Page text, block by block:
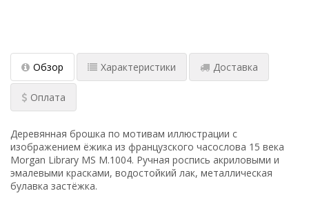
Обзор Характеристики Доставка
Оплата
Деревянная брошка по мотивам иллюстрации с
изображением ёжика из французского часослова 15 века
Morgan Library MS M.1004. Ручная роспись акриловыми и
эмалевыми красками, водостойкий лак, металлическая
булавка застёжка.